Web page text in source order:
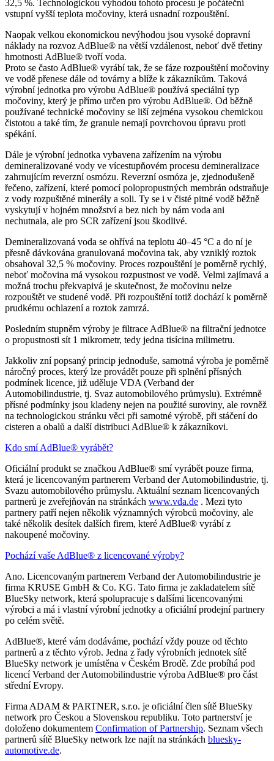
32,5 %. Technologickou výhodou tohoto procesu je počáteční
vstupní vyšší teplota močoviny, která usnadní rozpouštění.
Naopak velkou ekonomickou nevýhodou jsou vysoké dopravní
náklady na rozvoz AdBlue® na větší vzdálenost, neboť dvě třetiny
hmotnosti AdBlue® tvoří voda.
Proto se často AdBlue® vyrábí tak, že se fáze rozpouštění močoviny
ve vodě přenese dále od továrny a blíže k zákazníkům. Taková
výrobní jednotka pro výrobu AdBlue® používá speciální typ
močoviny, který je přímo určen pro výrobu AdBlue®. Od běžně
používané technické močoviny se liší zejména vysokou chemickou
čistotou a také tím, že granule nemají povrchovou úpravu proti
spékání.
Dále je výrobní jednotka vybavena zařízením na výrobu
demineralizované vody ve vícestupňovém procesu demineralizace
zahrnujícím reverzní osmózu. Reverzní osmóza je, zjednodušeně
řečeno, zařízení, které pomocí polopropustných membrán odstraňuje
z vody rozpuštěné minerály a soli. Ty se i v čisté pitné vodě běžně
vyskytují v hojném množství a bez nich by nám voda ani
nechutnala, ale pro SCR zařízení jsou škodlivé.
Demineralizovaná voda se ohřívá na teplotu 40–45 °C a do ní je
přesně dávkována granulovaná močovina tak, aby vzniklý roztok
obsahoval 32,5 % močoviny. Proces rozpouštění je poměrně rychlý,
neboť močovina má vysokou rozpustnost ve vodě. Velmi zajímavá a
možná trochu překvapivá je skutečnost, že močovinu nelze
rozpouštět ve studené vodě. Při rozpouštění totiž dochází k poměrně
prudkému ochlazení a roztok zamrzá.
Posledním stupněm výroby je filtrace AdBlue® na filtrační jednotce
o propustnosti sít 1 mikrometr, tedy jedna tisícina milimetru.
Jakkoliv zní popsaný princip jednoduše, samotná výroba je poměrně
náročný proces, který lze provádět pouze při splnění přísných
podmínek licence, již uděluje VDA (Verband der
Automobilindustrie, tj. Svaz automobilového průmyslu). Extrémně
přísné podmínky jsou kladeny nejen na použité suroviny, ale rovněž
na technologickou stránku věci při samotné výrobě, při stáčení do
cisteren a obalů a další distribuci AdBlue® k zákazníkovi.
Kdo smí AdBlue® vyrábět?
Oficiální produkt se značkou AdBlue® smí vyrábět pouze firma,
která je licencovaným partnerem Verband der Automobilindustrie, tj.
Svazu automobilového průmyslu. Aktuální seznam licencovaných
partnerů je zveřejňován na stránkách www.vda.de . Mezi tyto
partnery patří nejen několik významných výrobců močoviny, ale
také několik desítek dalších firem, které AdBlue® vyrábí z
nakoupené močoviny.
Pochází vaše AdBlue® z licencované výroby?
Ano. Licencovaným partnerem Verband der Automobilindustrie je
firma KRUSE GmbH & Co. KG. Tato firma je zakladatelem sítě
BlueSky network, která spolupracuje s dalšími licencovanými
výrobci a má i vlastní výrobní jednotky a oficiální prodejní partnery
po celém světě.
AdBlue®, které vám dodáváme, pochází vždy pouze od těchto
partnerů a z těchto výrob. Jedna z řady výrobních jednotek sítě
BlueSky network je umístěna v Českém Brodě. Zde probíhá pod
licencí Verband der Automobilindustrie výroba AdBlue® pro část
střední Evropy.
Firma ADAM & PARTNER, s.r.o. je oficiální člen sítě BlueSky
network pro Českou a Slovenskou republiku. Toto partnerství je
doloženo dokumentem Confirmation of Partnership. Seznam všech
partnerů sítě BlueSky network lze najít na stránkách bluesky-
automotive.de.